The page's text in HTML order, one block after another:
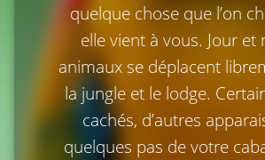
quelque chose que l’on
elle vient à vous. Jour et
animaux se déplacent
la jungle et le lodge.
cachés, d’autres
quelques pas de votre